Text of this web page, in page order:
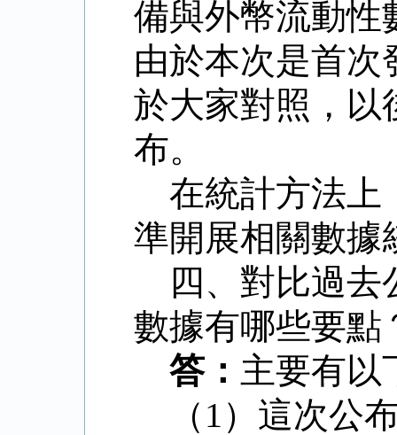
備與外幣流動性
由於本次是首
於大家對照，以
布。
在統計方法上
準開展相關數據
四、對比過
數據有哪些要點
答： 主要有以
（ 1）這次公